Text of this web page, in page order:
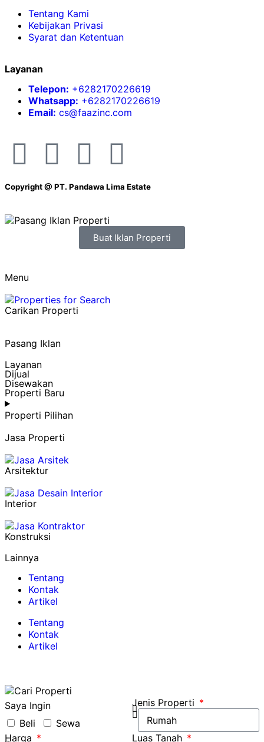
Tentang Kami
Kebijakan Privasi
Syarat dan Ketentuan
Layanan
Telepon: +6282170226619
Whatsapp: +6282170226619
Email: cs@faazinc.com
Copyright @ PT. Pandawa Lima Estate
Buat Iklan Properti
Menu
Carikan Properti
Pasang Iklan
Layanan
Dijual
Disewakan
Properti Baru
Properti Pilihan
Jasa Properti
Arsitektur
Interior
Konstruksi
Lainnya
Tentang
Kontak
Artikel
Tentang
Kontak
Artikel
Saya Ingin
Beli
Sewa
Jenis Properti
Harga Luas Tanah